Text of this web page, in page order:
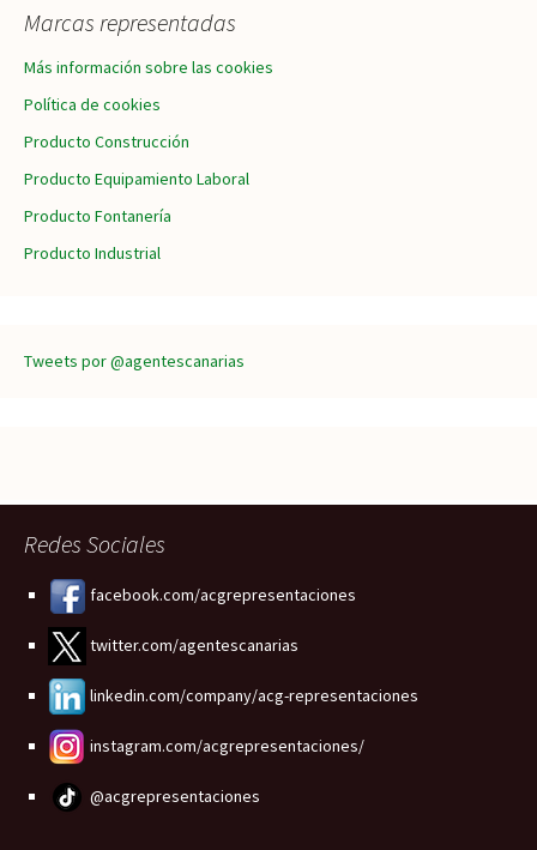
Marcas representadas
Más información sobre las cookies
Política de cookies
Producto Construcción
Producto Equipamiento Laboral
Producto Fontanería
Producto Industrial
Tweets por @agentescanarias
Redes Sociales
facebook.com/acgrepresentaciones
twitter.com/agentescanarias
linkedin.com/company/acg-representaciones
instagram.com/acgrepresentaciones/
@acgrepresentaciones